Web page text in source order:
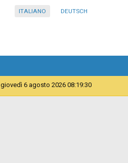
ITALIANO DEUTSCH
giovedì 6 agosto 2026 08:19:30